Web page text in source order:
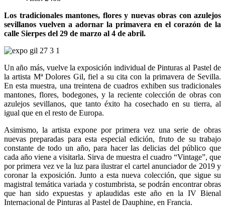
Los tradicionales mantones, flores y nuevas obras con azulejos
sevillanos vuelven a adornar la primavera en el corazón de la
calle Sierpes del 29 de marzo al 4 de abril.
Un año más, vuelve la exposición individual de Pinturas al Pastel de
la artista Mª Dolores Gil, fiel a su cita con la primavera de Sevilla.
En esta muestra, una treintena de cuadros exhiben sus tradicionales
mantones, flores, bodegones, y la reciente colección de obras con
azulejos sevillanos, que tanto éxito ha cosechado en su tierra, al
igual que en el resto de Europa.
Asimismo, la artista expone por primera vez una serie de obras
nuevas preparadas para esta especial edición, fruto de su trabajo
constante de todo un año, para hacer las delicias del público que
cada año viene a visitarla. Sirva de muestra el cuadro “Vintage”, que
por primera vez ve la luz para ilustrar el cartel anunciador de 2019 y
coronar la exposición. Junto a esta nueva colección, que sigue su
magistral temática variada y costumbrista, se podrán encontrar obras
que han sido expuestas y aplaudidas este año en la IV Bienal
Internacional de Pinturas al Pastel de Dauphine, en Francia.